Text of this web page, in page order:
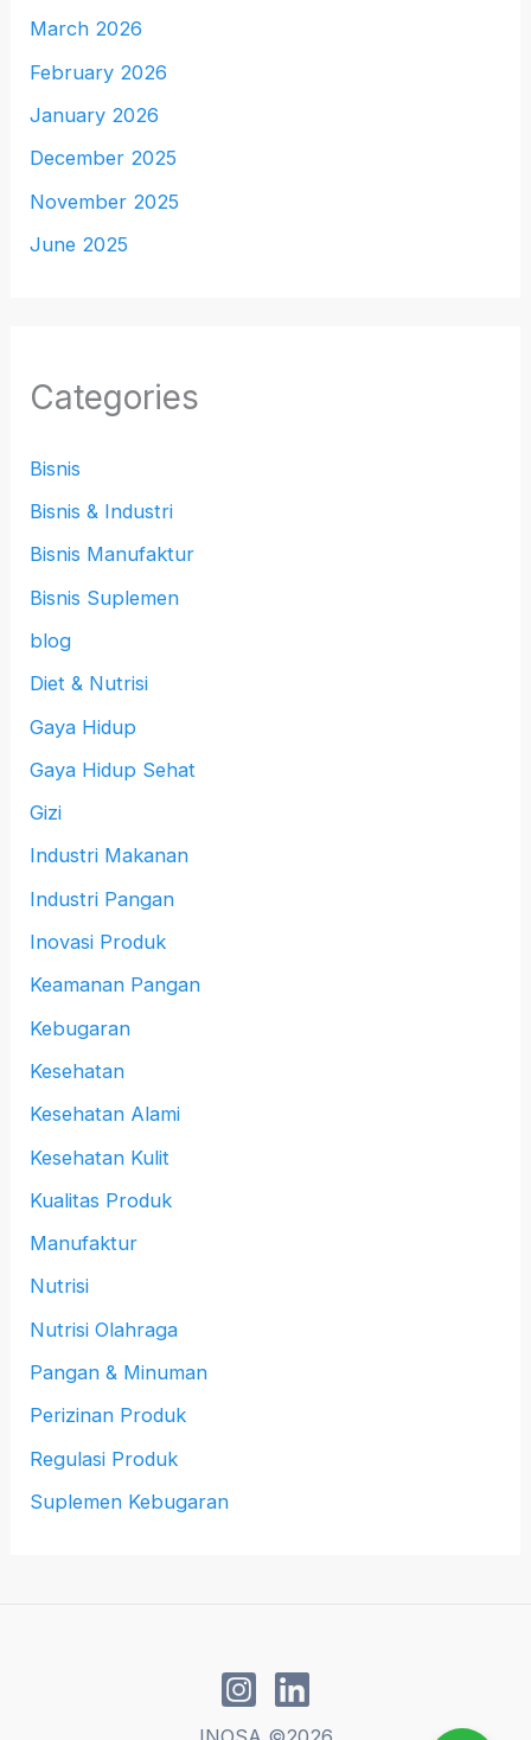
March 2026
February 2026
January 2026
December 2025
November 2025
June 2025
Categories
Bisnis
Bisnis & Industri
Bisnis Manufaktur
Bisnis Suplemen
blog
Diet & Nutrisi
Gaya Hidup
Gaya Hidup Sehat
Gizi
Industri Makanan
Industri Pangan
Inovasi Produk
Keamanan Pangan
Kebugaran
Kesehatan
Kesehatan Alami
Kesehatan Kulit
Kualitas Produk
Manufaktur
Nutrisi
Nutrisi Olahraga
Pangan & Minuman
Perizinan Produk
Regulasi Produk
Suplemen Kebugaran